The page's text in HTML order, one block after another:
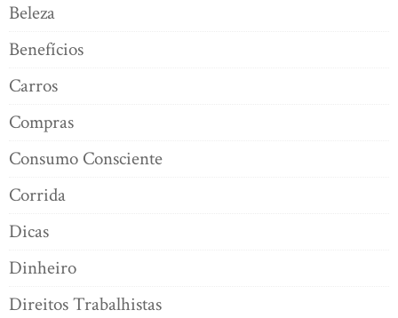
Beleza
Benefícios
Carros
Compras
Consumo Consciente
Corrida
Dicas
Dinheiro
Direitos Trabalhistas